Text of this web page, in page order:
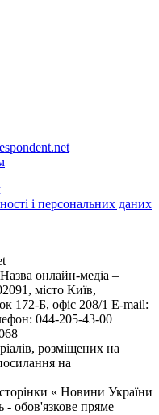
і персональних даних
онлайн-медіа –
місто Київ,
Б, офіс 208/1 E-mail:
044-205-43-00
розміщених на
на
« Новини України
- обов'язкове пряме